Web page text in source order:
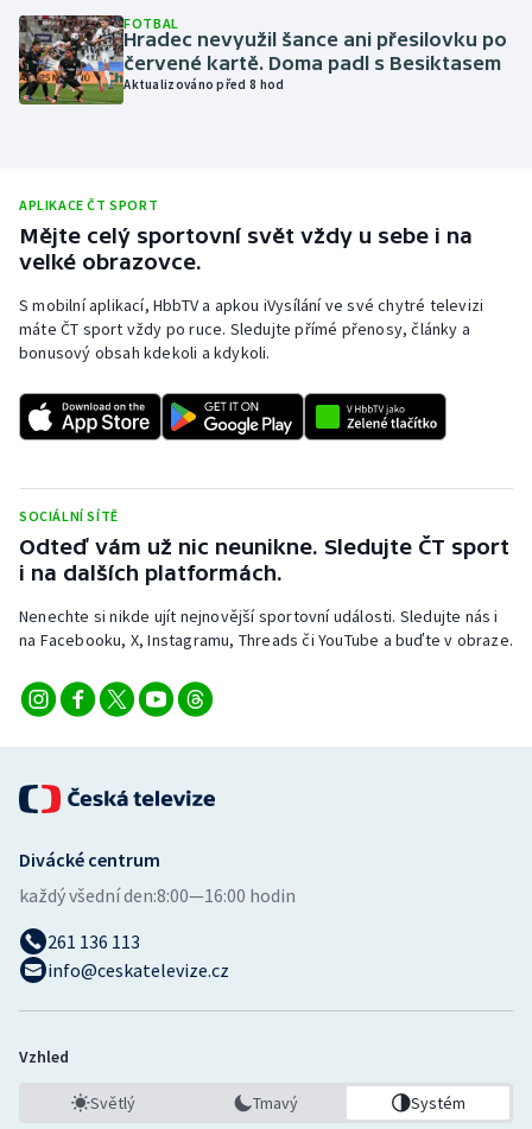
Motorsport
Olympijské hry
Plavání
Plážový volejbal
Ragby
Rychlostní kanoistika
Sportovní střelba
Stolní tenis
Vodní slalom
Ostatní
FOTBAL
Hradec nevyužil šance ani přesilovku po
červené kartě. Doma padl s Besiktasem
Aktualizováno před 8 hod
APLIKACE ČT SPORT
Mějte celý sportovní svět vždy u sebe i na
velké obrazovce.
S mobilní aplikací, HbbTV a apkou iVysílání ve své chytré televizi
máte ČT sport vždy po ruce. Sledujte přímé přenosy, články a
bonusový obsah kdekoli a kdykoli.
SOCIÁLNÍ SÍTĚ
Odteď vám už nic neunikne. Sledujte ČT sport
i na dalších platformách.
Nenechte si nikde ujít nejnovější sportovní události. Sledujte nás i
na Facebooku, X, Instagramu, Threads či YouTube a buďte v obraze.
Divácké centrum
každý všední den:8:00—16:00 hodin
261 136 113
info@ceskatelevize.cz
Vzhled
Světlý Tmavý Systém